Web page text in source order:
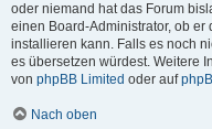
oder niemand hat das Forum
einen Board-Administrator, ob
installieren kann. Falls es noch
es übersetzen würdest. Weitere
von phpBB Limited oder auf
Nach oben